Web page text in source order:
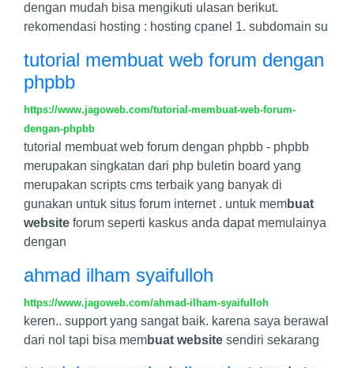
dengan mudah bisa mengikuti ulasan berikut.
rekomendasi hosting : hosting cpanel 1. subdomain su
tutorial membuat web forum dengan
phpbb
https://www.jagoweb.com/tutorial-membuat-web-forum-
dengan-phpbb
tutorial membuat web forum dengan phpbb - phpbb
merupakan singkatan dari php buletin board yang
merupakan scripts cms terbaik yang banyak di
gunakan untuk situs forum internet . untuk membuat
website forum seperti kaskus anda dapat memulainya
dengan
ahmad ilham syaifulloh
https://www.jagoweb.com/ahmad-ilham-syaifulloh
keren.. support yang sangat baik. karena saya berawal
dari nol tapi bisa membuat website sendiri sekarang